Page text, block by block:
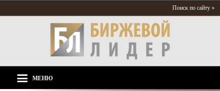
Поиск по сайту »
МЕНЮ